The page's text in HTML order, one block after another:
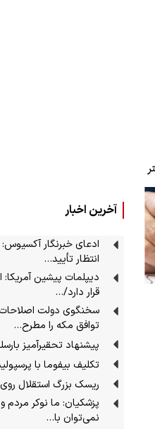
آخرین اخبار
ادعای خبرنگار آکسیوس:
انتظار تأیید…
دیپلمات پیشین آمریکا:
قرار دارد/…
سخنگوی دولت اصلاحات:
توافق مکه را مطرح…
پیشنهاد تحقیرآمیز
تکلیف بیفوما با
ریسک بزرگ استقلال روی
پزشکیان: ما نوکر
نمی‌توان با…